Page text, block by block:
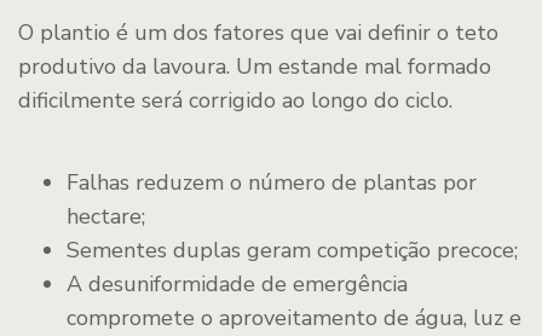
O plantio é um dos fatores que vai definir o teto
produtivo da lavoura. Um estande mal formado
dificilmente será corrigido ao longo do ciclo.
Falhas reduzem o número de plantas por
hectare;
Sementes duplas geram competição precoce;
A desuniformidade de emergência
compromete o aproveitamento de água, luz e